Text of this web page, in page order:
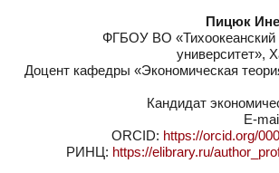
Пицюк
ФГБОУ ВО «Тихоокеанский
университет»,
Доцент кафедры «Экономическая
Кандидат
E-
ORCID: https://orcid.org/
РИНЦ: https://elibrary.ru/